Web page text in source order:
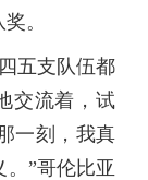
。
五支队伍都
交流着，试
一刻，我真
”哥伦比亚